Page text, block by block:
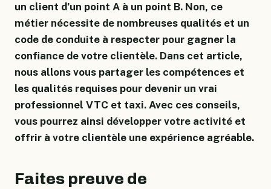
un client d’un point A à un point B. Non, ce
métier nécessite de nombreuses qualités et un
code de conduite à respecter pour gagner la
confiance de votre clientèle. Dans cet article,
nous allons vous partager les compétences et
les qualités requises pour devenir un vrai
professionnel VTC et taxi. Avec ces conseils,
vous pourrez ainsi développer votre activité et
offrir à votre clientèle une expérience agréable.
Faites preuve de